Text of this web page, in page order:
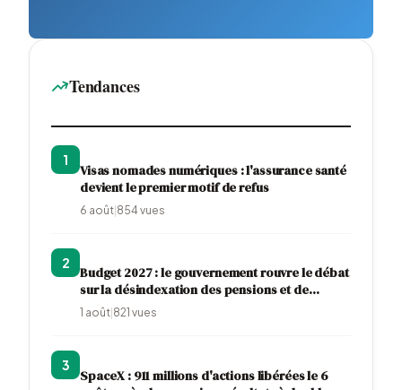
Tendances
1
Visas nomades numériques : l'assurance santé
devient le premier motif de refus
6 août|854 vues
2
Budget 2027 : le gouvernement rouvre le débat
sur la désindexation des pensions et de
l'impôt
1 août 821 vues
3
SpaceX : 911 millions d'actions libérées le 6